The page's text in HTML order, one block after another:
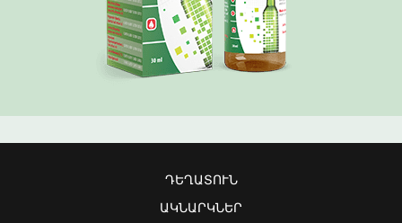
ԴԵՂԱՏՈՒՆ
ԱԿՆԱՐԿՆԵՐ